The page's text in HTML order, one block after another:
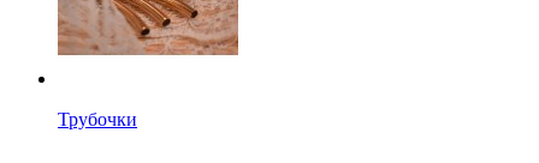
Трубочки